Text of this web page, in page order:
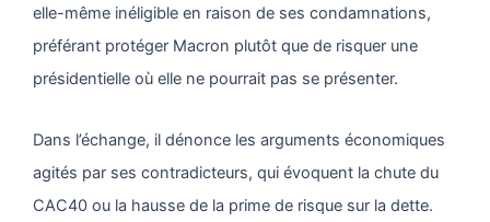
elle-même inéligible en raison de ses condamnations,
préférant protéger Macron plutôt que de risquer une
présidentielle où elle ne pourrait pas se présenter.
Dans l’échange, il dénonce les arguments économiques
agités par ses contradicteurs, qui évoquent la chute du
CAC40 ou la hausse de la prime de risque sur la dette.